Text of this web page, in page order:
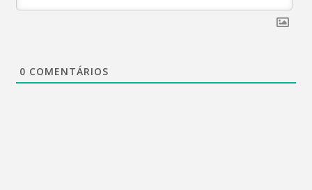
0 COMENTÁRIOS